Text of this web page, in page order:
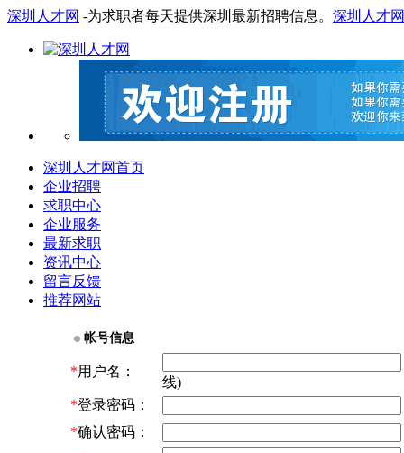
深圳人才网 -为求职者每天提供深圳最新招聘信息。 深圳人才网
深圳人才网首页
企业招聘
求职中心
企业服务
最新求职
资讯中心
留言反馈
推荐网站
帐号信息
*用户名：
线)
*登录密码：
*确认密码：